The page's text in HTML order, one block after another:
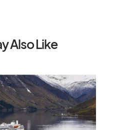
Also Like